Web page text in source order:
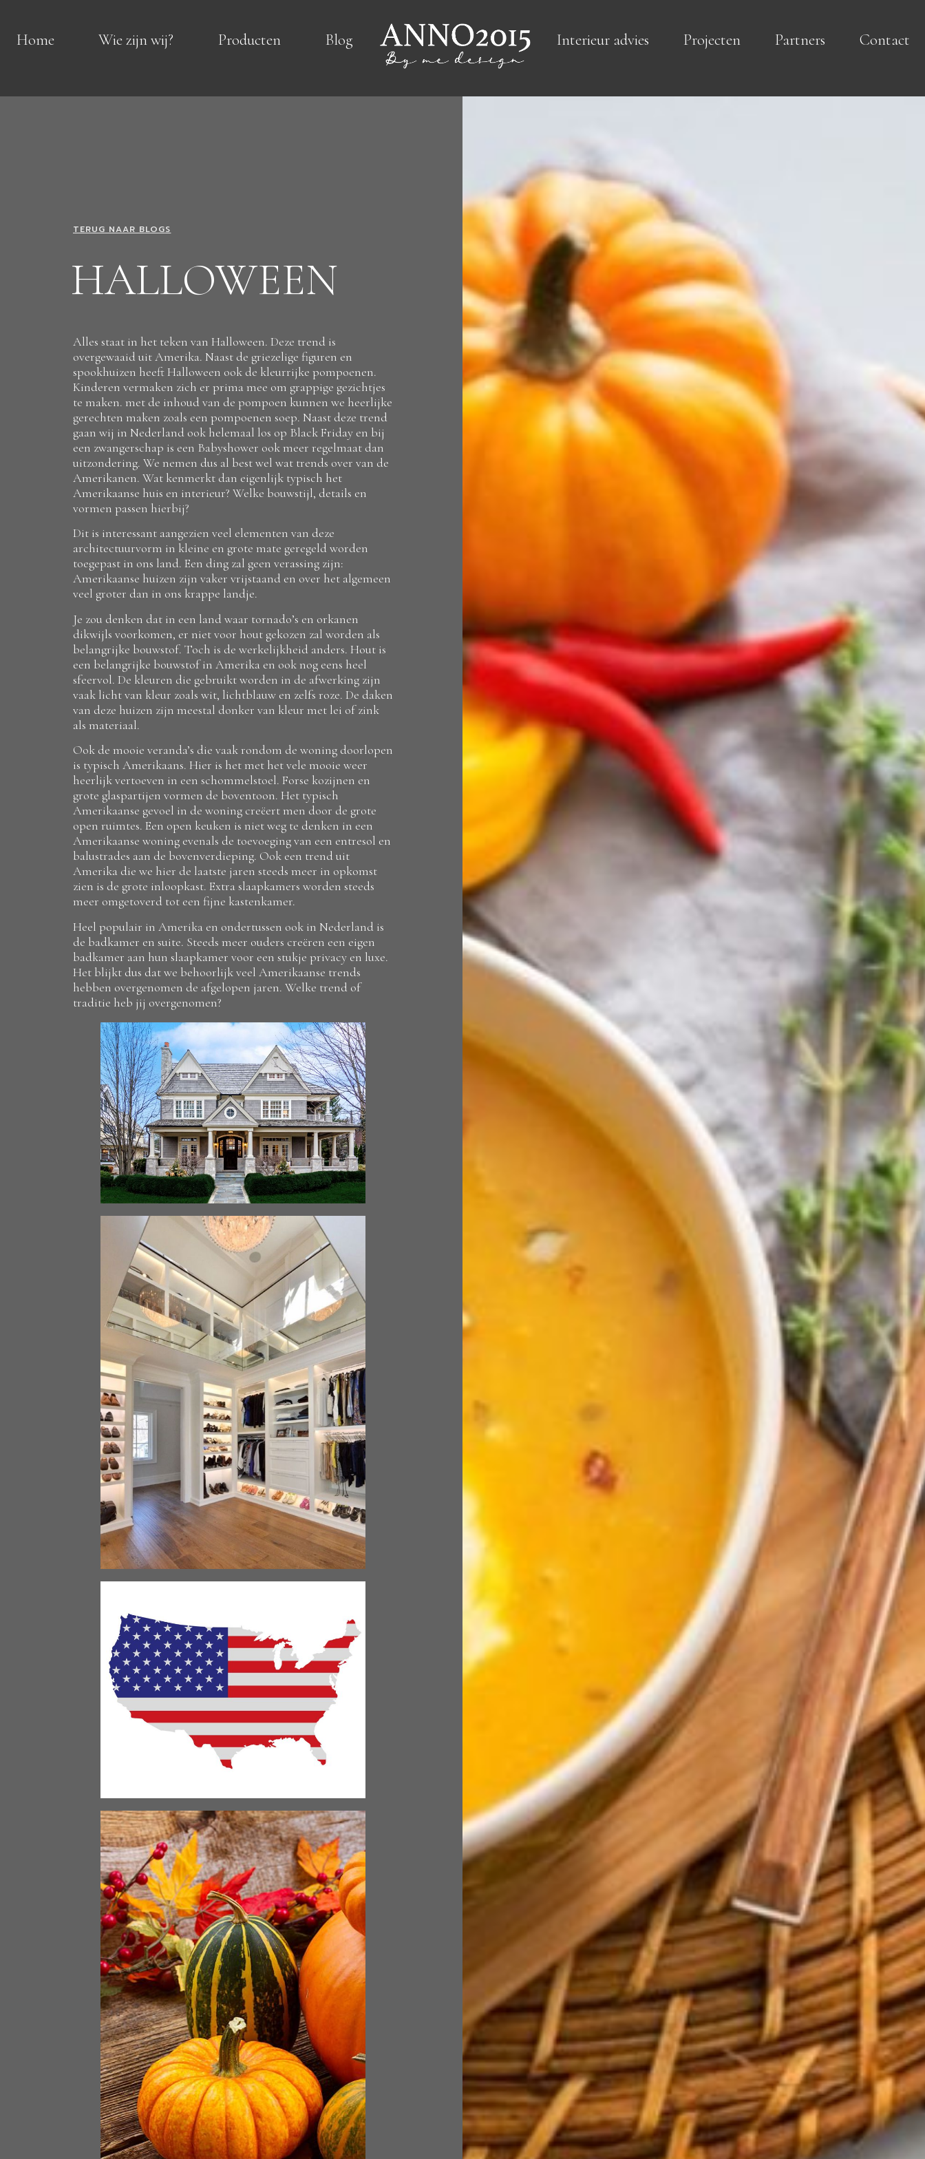
Home Wie zijn wij? Producten Blog Interieur advies Projecten Partners Contact
TERUG NAAR BLOGS
HALLOWEEN
Alles staat in het teken van Halloween. Deze trend is
overgewaaid uit Amerika. Naast de griezelige figuren en
spookhuizen heeft Halloween ook de kleurrijke pompoenen.
Kinderen vermaken zich er prima mee om grappige gezichtjes
te maken. met de inhoud van de pompoen kunnen we heerlijke
gerechten maken zoals een pompoenen soep. Naast deze trend
gaan wij in Nederland ook helemaal los op Black Friday en bij
een zwangerschap is een Babyshower ook meer regelmaat dan
uitzondering. We nemen dus al best wel wat trends over van de
Amerikanen. Wat kenmerkt dan eigenlijk typisch het
Amerikaanse huis en interieur? Welke bouwstijl, details en
vormen passen hierbij?
Dit is interessant aangezien veel elementen van deze
architectuurvorm in kleine en grote mate geregeld worden
toegepast in ons land. Een ding zal geen verassing zijn:
Amerikaanse huizen zijn vaker vrijstaand en over het algemeen
veel groter dan in ons krappe landje.
Je zou denken dat in een land waar tornado’s en orkanen
dikwijls voorkomen, er niet voor hout gekozen zal worden als
belangrijke bouwstof. Toch is de werkelijkheid anders. Hout is
een belangrijke bouwstof in Amerika en ook nog eens heel
sfeervol. De kleuren die gebruikt worden in de afwerking zijn
vaak licht van kleur zoals wit, lichtblauw en zelfs roze. De daken
van deze huizen zijn meestal donker van kleur met lei of zink
als materiaal.
Ook de mooie veranda’s die vaak rondom de woning doorlopen
is typisch Amerikaans. Hier is het met het vele mooie weer
heerlijk vertoeven in een schommelstoel. Forse kozijnen en
grote glaspartijen vormen de boventoon. Het typisch
Amerikaanse gevoel in de woning creëert men door de grote
open ruimtes. Een open keuken is niet weg te denken in een
Amerikaanse woning evenals de toevoeging van een entresol en
balustrades aan de bovenverdieping. Ook een trend uit
Amerika die we hier de laatste jaren steeds meer in opkomst
zien is de grote inloopkast. Extra slaapkamers worden steeds
meer omgetoverd tot een fijne kastenkamer.
Heel populair in Amerika en ondertussen ook in Nederland is
de badkamer en suite. Steeds meer ouders creëren een eigen
badkamer aan hun slaapkamer voor een stukje privacy en luxe.
Het blijkt dus dat we behoorlijk veel Amerikaanse trends
hebben overgenomen de afgelopen jaren. Welke trend of
traditie heb jij overgenomen?